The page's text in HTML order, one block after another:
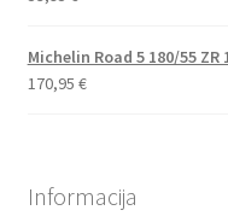
Michelin Road 5 180/55 ZR
170,95 €
Informacija